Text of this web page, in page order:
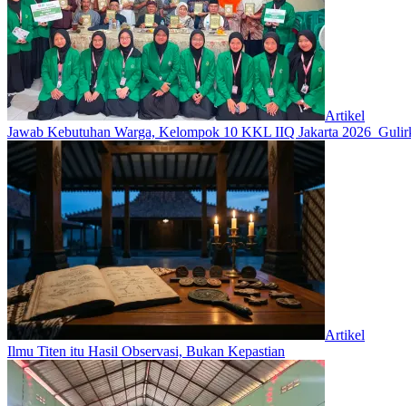
Artikel
Jawab Kebutuhan Warga, Kelompok 10 KKL IIQ Jakarta 2026
Artikel
Ilmu Titen itu Hasil Observasi, Bukan Kepastian